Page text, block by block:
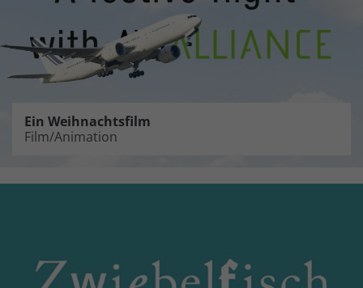
Ein Weihnachtsfilm
Film/Animation